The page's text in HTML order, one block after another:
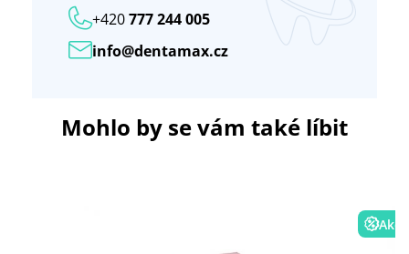
info@dentamax.cz
+420777 244 005
Mohlo by se vám také líbit
Akce